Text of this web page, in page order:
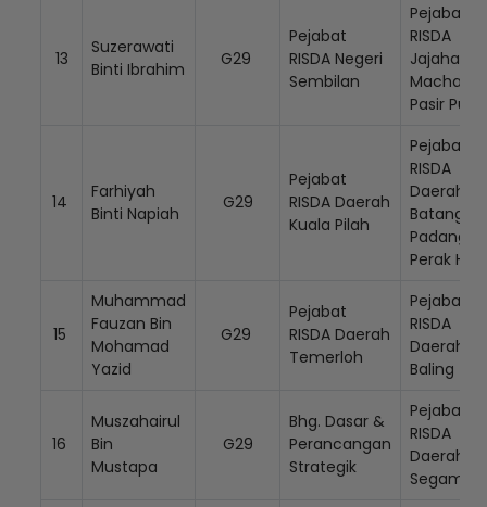
13
Suzerawati
Binti Ibrahim
G29
Pejabat
RISDA Negeri
Sembilan
Pejabat
RISDA
Jajahan
Pasir
14
Farhiyah
Binti Napiah
G29
Pejabat
RISDA Daerah
Kuala Pilah
Pejabat
RISDA
Daerah
Batang
Padang /
Perak Hilir
15
Muhammad
Fauzan Bin
Mohamad
Yazid
G29
Pejabat
RISDA Daerah
Temerloh
Pejabat
RISDA
Daerah
Baling
16
Muszahairul
Bin
Mustapa
G29
Bhg. Dasar &
Perancangan
Strategik
Pejabat
RISDA
Daerah
Segamat